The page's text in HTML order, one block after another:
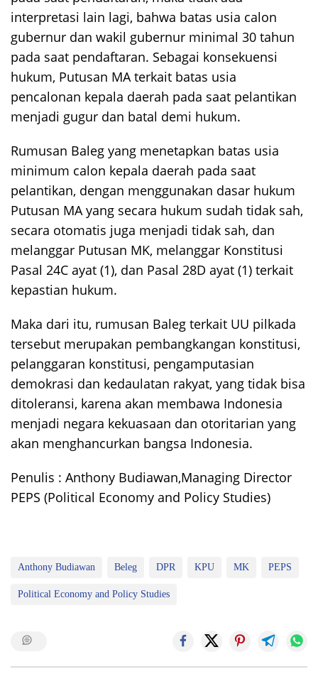
interpretasi lain lagi, bahwa batas usia calon
gubernur dan wakil gubernur minimal 30 tahun
pada saat pendaftaran. Sebagai konsekuensi
hukum, Putusan MA terkait batas usia
pencalonan kepala daerah pada saat pelantikan
menjadi gugur dan batal demi hukum.
Rumusan Baleg yang menetapkan batas usia
minimum calon kepala daerah pada saat
pelantikan, dengan menggunakan dasar hukum
Putusan MA yang secara hukum sudah tidak sah,
secara otomatis juga menjadi tidak sah, dan
melanggar Putusan MK, melanggar Konstitusi
Pasal 24C ayat (1), dan Pasal 28D ayat (1) terkait
kepastian hukum.
Maka dari itu, rumusan Baleg terkait UU pilkada
tersebut merupakan pembangkangan konstitusi,
pelanggaran konstitusi, pengamputasian
demokrasi dan kedaulatan rakyat, yang tidak bisa
ditoleransi, karena akan membawa Indonesia
menjadi negara kekuasaan dan otoritarian yang
akan menghancurkan bangsa Indonesia.
Penulis : Anthony Budiawan,Managing Director
PEPS (Political Economy and Policy Studies)
Anthony Budiawan Beleg DPR KPU MK PEPS
Political Economy and Policy Studies